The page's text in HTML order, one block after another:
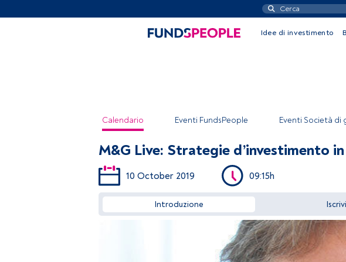
Idee di investimento
Calendario Eventi FundsPeople Eventi Società di
M&G Live: Strategie d’investimento
10 October 2019 09:15h
Introduzione